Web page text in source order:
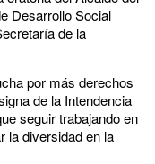
Desarrollo Social
de la
por más derechos
de la Intendencia
seguir trabajando en
la diversidad en la